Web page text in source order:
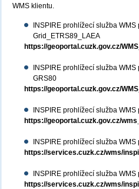
WMS klientu.
INSPIRE prohlížecí služba
Grid_ETRS89_LAEA
https://geoportal.cuzk.gov.cz/
INSPIRE prohlížecí služba
GRS80
https://geoportal.cuzk.gov.cz/
INSPIRE prohlížecí služba
https://geoportal.cuzk.gov.cz/
INSPIRE prohlížecí služba
https://services.cuzk.cz/wms/
INSPIRE prohlížecí služba
https://services.cuzk.cz/wms/